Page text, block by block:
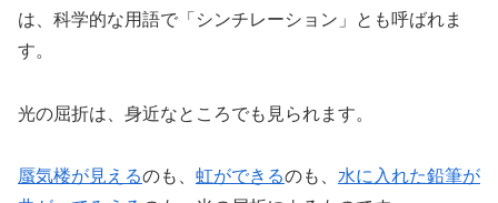
は、科学的な用語で「シンチレーション」とも呼ばれま
す。
光の屈折は、身近なところでも見られます。
蜃気楼が見えるのも、 虹ができるのも、 水に入れた鉛筆が